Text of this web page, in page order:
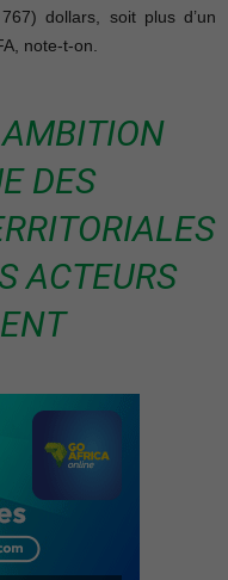
dollars, soit plus d’un
note-t-on.
DES
ACTEURS